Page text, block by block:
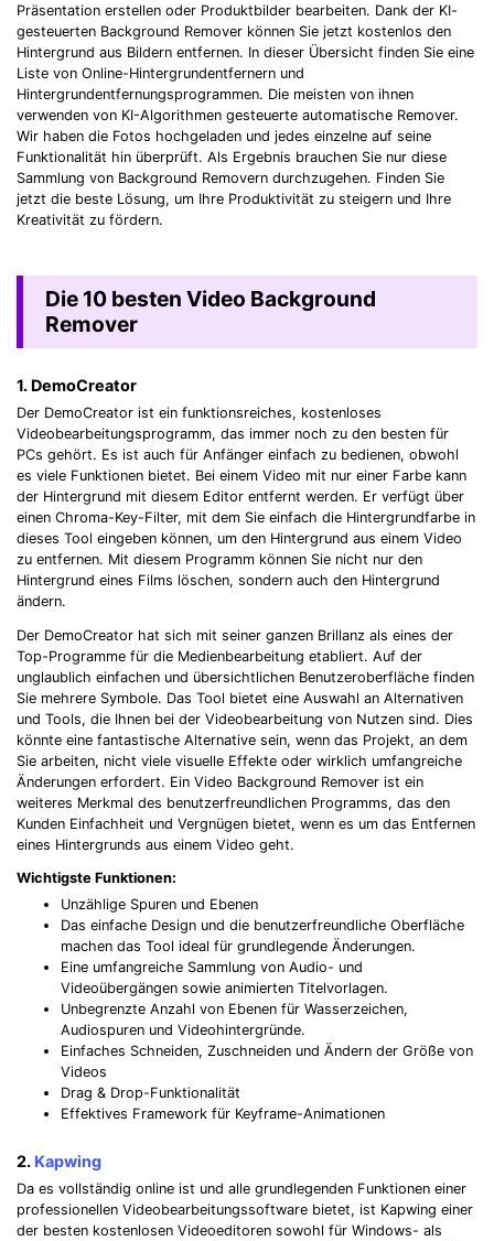
Präsentation erstellen oder Produktbilder bearbeiten. Dank der KI-
gesteuerten Background Remover können Sie jetzt kostenlos den
Hintergrund aus Bildern entfernen. In dieser Übersicht finden Sie eine
Liste von Online-Hintergrundentfernern und
Hintergrundentfernungsprogrammen. Die meisten von ihnen
verwenden von KI-Algorithmen gesteuerte automatische Remover.
Wir haben die Fotos hochgeladen und jedes einzelne auf seine
Funktionalität hin überprüft. Als Ergebnis brauchen Sie nur diese
Sammlung von Background Removern durchzugehen. Finden Sie
jetzt die beste Lösung, um Ihre Produktivität zu steigern und Ihre
Kreativität zu fördern.
Die 10 besten Video Background
Remover
1. DemoCreator
Der DemoCreator ist ein funktionsreiches, kostenloses
Videobearbeitungsprogramm, das immer noch zu den besten für
PCs gehört. Es ist auch für Anfänger einfach zu bedienen, obwohl
es viele Funktionen bietet. Bei einem Video mit nur einer Farbe kann
der Hintergrund mit diesem Editor entfernt werden. Er verfügt über
einen Chroma-Key-Filter, mit dem Sie einfach die Hintergrundfarbe in
dieses Tool eingeben können, um den Hintergrund aus einem Video
zu entfernen. Mit diesem Programm können Sie nicht nur den
Hintergrund eines Films löschen, sondern auch den Hintergrund
ändern.
Der DemoCreator hat sich mit seiner ganzen Brillanz als eines der
Top-Programme für die Medienbearbeitung etabliert. Auf der
unglaublich einfachen und übersichtlichen Benutzeroberfläche finden
Sie mehrere Symbole. Das Tool bietet eine Auswahl an Alternativen
und Tools, die Ihnen bei der Videobearbeitung von Nutzen sind. Dies
könnte eine fantastische Alternative sein, wenn das Projekt, an dem
Sie arbeiten, nicht viele visuelle Effekte oder wirklich umfangreiche
Änderungen erfordert. Ein Video Background Remover ist ein
weiteres Merkmal des benutzerfreundlichen Programms, das den
Kunden Einfachheit und Vergnügen bietet, wenn es um das Entfernen
eines Hintergrunds aus einem Video geht.
Wichtigste Funktionen:
Unzählige Spuren und Ebenen
Das einfache Design und die benutzerfreundliche Oberfläche
machen das Tool ideal für grundlegende Änderungen.
Eine umfangreiche Sammlung von Audio- und
Videoübergängen sowie animierten Titelvorlagen.
Unbegrenzte Anzahl von Ebenen für Wasserzeichen,
Audiospuren und Videohintergründe.
Einfaches Schneiden, Zuschneiden und Ändern der Größe von
Videos
Drag & Drop-Funktionalität
Effektives Framework für Keyframe-Animationen
2. Kapwing
Da es vollständig online ist und alle grundlegenden Funktionen einer
professionellen Videobearbeitungssoftware bietet, ist Kapwing einer
der besten kostenlosen Videoeditoren sowohl für Windows- als